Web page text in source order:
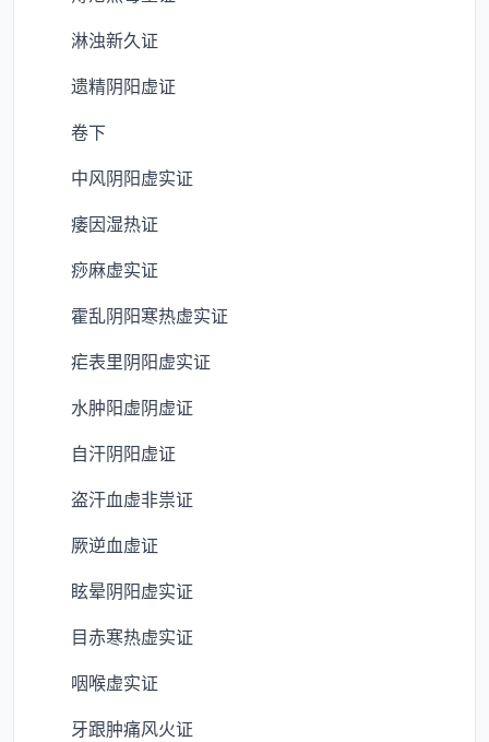
淋浊新久证
遗精阴阳虚证
卷下
中风阴阳虚实证
痿因湿热证
痧麻虚实证
霍乱阴阳寒热虚实证
疟表里阴阳虚实证
水肿阳虚阴虚证
自汗阴阳虚证
盗汗血虚非祟证
厥逆血虚证
眩晕阴阳虚实证
目赤寒热虚实证
咽喉虚实证
牙跟肿痛风火证